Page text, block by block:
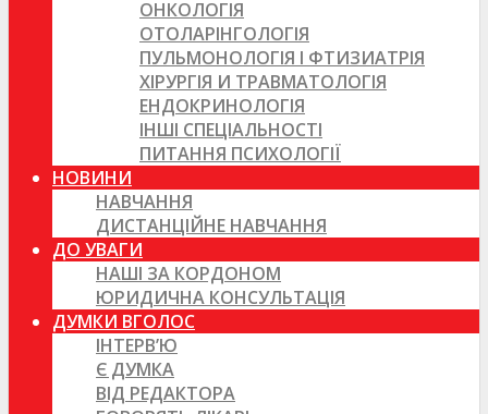
ОНКОЛОГІЯ
ОТОЛАРІНГОЛОГІЯ
ПУЛЬМОНОЛОГІЯ І ФТИЗИАТРІЯ
ХІРУРГІЯ И ТРАВМАТОЛОГІЯ
ЕНДОКРИНОЛОГІЯ
ІНШІ СПЕЦІАЛЬНОСТІ
ПИТАННЯ ПСИХОЛОГІЇ
НОВИНИ
НАВЧАННЯ
ДИСТАНЦІЙНЕ НАВЧАННЯ
ДО УВАГИ
НАШІ ЗА КОРДОНОМ
ЮРИДИЧНА КОНСУЛЬТАЦІЯ
ДУМКИ ВГОЛОС
ІНТЕРВ’Ю
Є ДУМКА
ВІД РЕДАКТОРА